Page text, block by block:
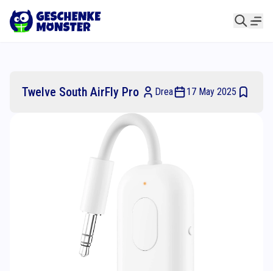
Twelve South AirFly Pro Drea 17 May 2025